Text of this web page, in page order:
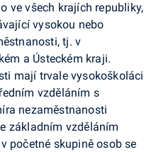
ve všech krajích republiky,
vysokou nebo
tj. v
a Ústeckém kraji.
mají trvale vysokoškoláci
vzděláním s
nezaměstnanosti
základním vzděláním
početné skupině osob se